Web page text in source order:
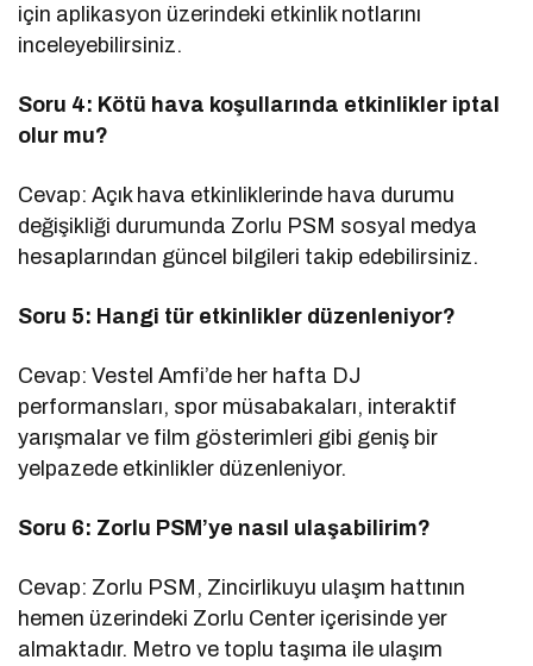
için aplikasyon üzerindeki etkinlik notlarını
inceleyebilirsiniz.
Soru 4: Kötü hava koşullarında etkinlikler iptal
olur mu?
Cevap: Açık hava etkinliklerinde hava durumu
değişikliği durumunda Zorlu PSM sosyal medya
hesaplarından güncel bilgileri takip edebilirsiniz.
Soru 5: Hangi tür etkinlikler düzenleniyor?
Cevap: Vestel Amfi’de her hafta DJ
performansları, spor müsabakaları, interaktif
yarışmalar ve film gösterimleri gibi geniş bir
yelpazede etkinlikler düzenleniyor.
Soru 6: Zorlu PSM’ye nasıl ulaşabilirim?
Cevap: Zorlu PSM, Zincirlikuyu ulaşım hattının
hemen üzerindeki Zorlu Center içerisinde yer
almaktadır. Metro ve toplu taşıma ile ulaşım